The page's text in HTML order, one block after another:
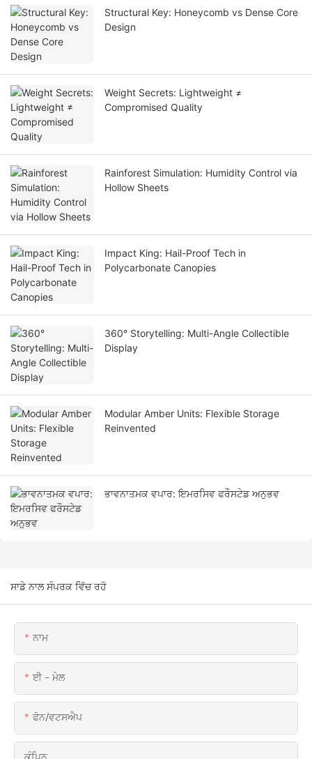
Structural Key: Honeycomb vs Dense Core
Design
Weight Secrets: Lightweight ≠
Compromised Quality
Rainforest Simulation: Humidity Control via
Hollow Sheets
Impact King: Hail-Proof Tech in
Polycarbonate Canopies
360° Storytelling: Multi-Angle Collectible
Display
Modular Amber Units: Flexible Storage
Reinvented
ਭਾਵਨਾਤਮਕ ਵਪਾਰ: ਇਮਰਸਿਵ ਫਰੌਸਟੇਡ ਅਨੁਭਵ
ਸਾਡੇ ਨਾਲ ਸੰਪਰਕ ਵਿੱਚ ਰਹੋ
ਨਾਮ
ਈ - ਮੇਲ
ਫੋਨ/ਵਟਸਐਪ